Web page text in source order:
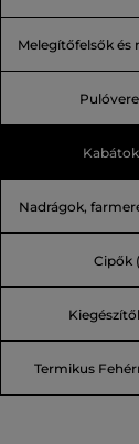
Melegítőfelsők és
Kabátok
Nadrágok,
(110)
Cipők
Termikus